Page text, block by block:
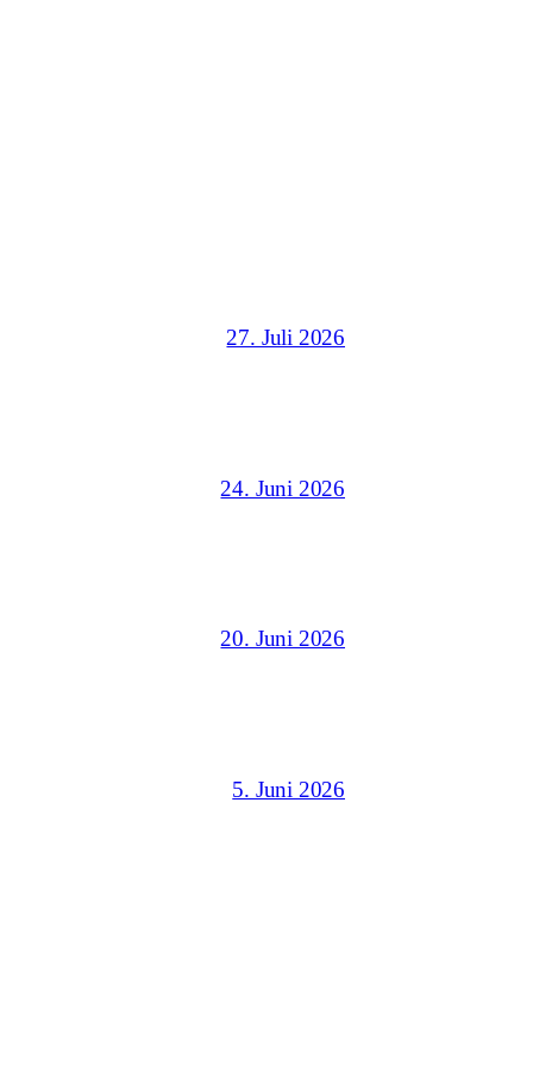
27. Juli 2026
24. Juni 2026
20. Juni 2026
5. Juni 2026